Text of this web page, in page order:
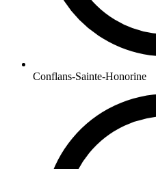
Conflans-Sainte-Honorine